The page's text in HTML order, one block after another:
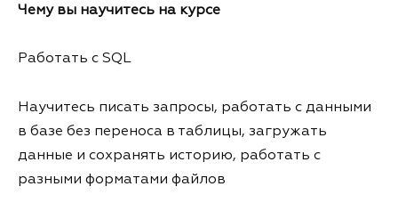
Чему вы научитесь на курсе
Работать с SQL
Научитесь писать запросы, работать с данными
в базе без переноса в таблицы, загружать
данные и сохранять историю, работать с
разными форматами файлов